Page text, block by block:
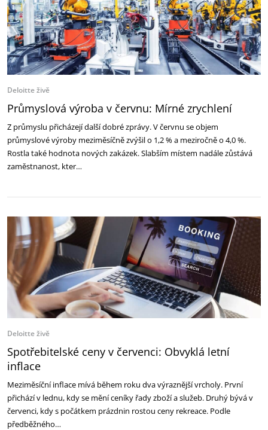
Deloitte živě
Průmyslová výroba v červnu: Mírné zrychlení
Z průmyslu přicházejí další dobré zprávy. V červnu se objem
průmyslové výroby meziměsíčně zvýšil o 1,2 % a meziročně o 4,0 %.
Rostla také hodnota nových zakázek. Slabším místem nadále zůstává
zaměstnanost, kter…
Deloitte živě
Spotřebitelské ceny v červenci: Obvyklá letní
inflace
Meziměsíční inflace mívá během roku dva výraznější vrcholy. První
přichází v lednu, kdy se mění ceníky řady zboží a služeb. Druhý bývá v
červenci, kdy s počátkem prázdnin rostou ceny rekreace. Podle
předběžného…